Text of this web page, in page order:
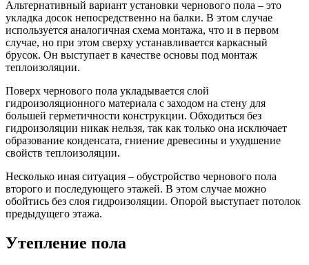
Альтернативный вариант установки чернового пола – это
укладка досок непосредственно на балки. В этом случае
используется аналогичная схема монтажа, что и в первом
случае, но при этом сверху устанавливается каркасный
брусок. Он выступает в качестве основы под монтаж
теплоизоляции.
Поверх чернового пола укладывается слой
гидроизоляционного материала с заходом на стену для
большей герметичности конструкции. Обходиться без
гидроизоляции никак нельзя, так как только она исключает
образование конденсата, гниение древесины и ухудшение
свойств теплоизоляции.
Несколько иная ситуация – обустройство чернового пола
второго и последующего этажей. В этом случае можно
обойтись без слоя гидроизоляции. Опорой выступает потолок
предыдущего этажа.
Утепление пола